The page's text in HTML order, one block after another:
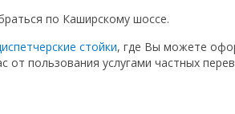
по Каширскому шоссе.
стойки, где Вы можете
пользования услугами частных